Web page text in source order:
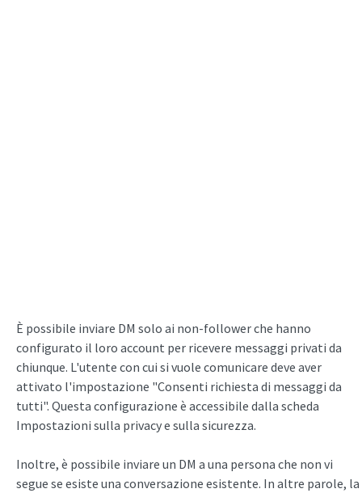
È possibile inviare DM solo ai non-follower che hanno
configurato il loro account per ricevere messaggi privati da
chiunque. L'utente con cui si vuole comunicare deve aver
attivato l'impostazione "Consenti richiesta di messaggi da
tutti". Questa configurazione è accessibile dalla scheda
Impostazioni sulla privacy e sulla sicurezza.
Inoltre, è possibile inviare un DM a una persona che non vi
segue se esiste una conversazione esistente. In altre parole, la